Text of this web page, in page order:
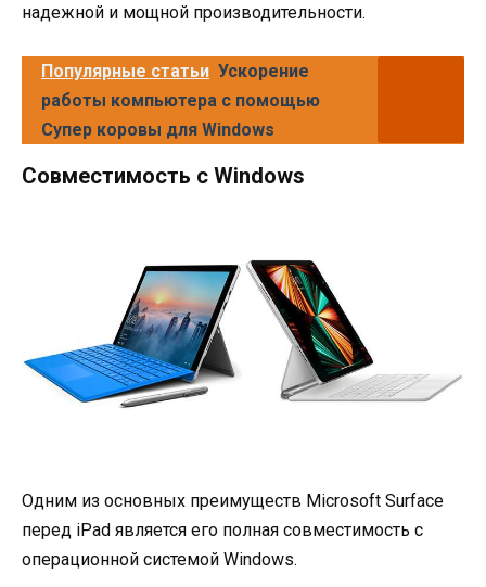
надежной и мощной производительности.
Популярные статьи Ускорение
работы компьютера с помощью
Супер коровы для Windows
Совместимость с Windows
Одним из основных преимуществ Microsoft Surface
перед iPad является его полная совместимость с
операционной системой Windows.